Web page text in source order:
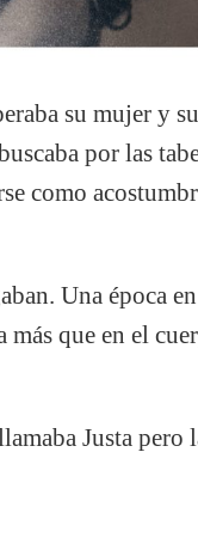
su mujer y
por las
como
Una época
más que en el
Justa pero